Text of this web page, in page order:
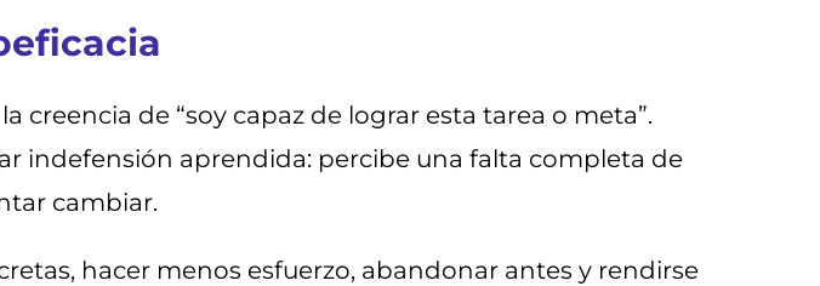
creencia de “soy capaz de lograr esta tarea o meta”.
indefensión aprendida: percibe una falta completa de
cambiar.
hacer menos esfuerzo, abandonar antes y rendirse